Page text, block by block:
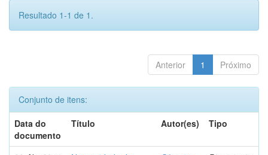
Resultado 1-1 de 1.
Anterior 1 Próximo
Conjunto de itens:
Data do
documento
Título Autor(es) Tipo